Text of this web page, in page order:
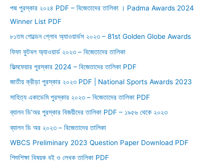
h
f
o
r
:
পদ্ম পুরস্কার ২০২৪ PDF – বিজেতাদের তালিকা । Padma Awards 2024
Winner List PDF
৮১তম গোল্ডেন গ্লোব অ্যাওয়ার্ডস ২০২৩ – 81st Golden Globe Awards
ফিফা ফুটবল অ্যাওয়ার্ড ২০২৩ – বিজেতাদের তালিকা
ফিল্মফেয়ার পুরস্কার 2024 – বিজেতাদের তালিকা PDF
জাতীয় ক্রীড়া পুরস্কার ২০২৩ PDF | National Sports Awards 2023
সাহিত্য একাডেমি পুরস্কার ২০২৩ – বিজেতাদের তালিকা PDF
ব্যালন ডি’অর পুরস্কার বিজয়ীদের তালিকা PDF – ১৯৫৬ থেকে ২০২৩
ব্যালন ডি অর ২০২৩ – বিজেতাদের তালিকা
WBCS Preliminary 2023 Question Paper Download PDF
শিশুশিক্ষা বিষয়ক বই ও লেখক তালিকা PDF